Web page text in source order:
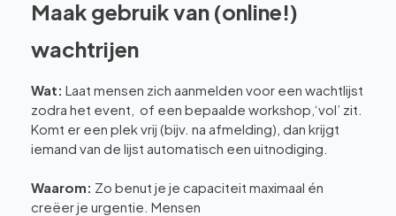
Maak gebruik van (online!)
wachtrijen
Wat: Laat mensen zich aanmelden voor een wachtlijst
zodra het event, of een bepaalde workshop,‘vol’ zit.
Komt er een plek vrij (bijv. na afmelding), dan krijgt
iemand van de lijst automatisch een uitnodiging.
Waarom: Zo benut je je capaciteit maximaal én
creëer je urgentie. Mensen